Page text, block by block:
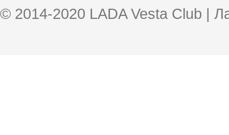
© 2014-2020 LADA Vesta Club |